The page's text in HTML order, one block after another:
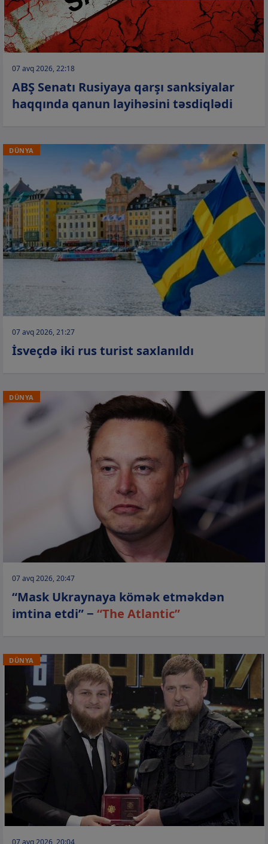
07 avq 2026, 22:18
ABŞ Senatı Rusiyaya qarşı sanksiyalar
haqqında qanun layihəsini təsdiqlədi
DÜNYA
07 avq 2026, 21:27
İsveçdə iki rus turist saxlanıldı
DÜNYA
07 avq 2026, 20:47
“Mask Ukraynaya kömək etməkdən
imtina etdi” − “The Atlantic”
DÜNYA